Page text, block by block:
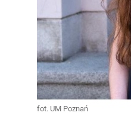
fot. UM Poznań